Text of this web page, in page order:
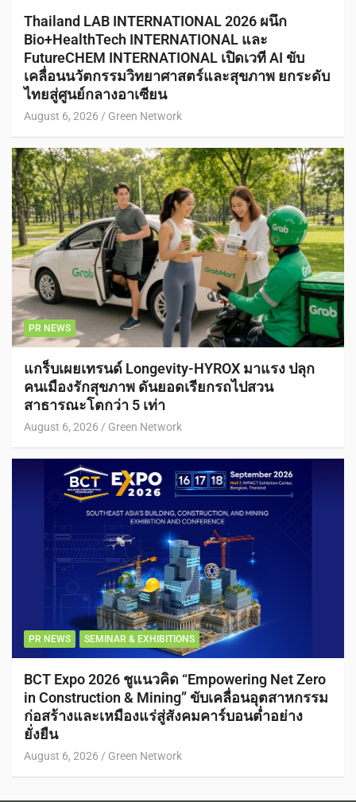
Thailand LAB INTERNATIONAL 2026 ผนึก
Bio+HealthTech INTERNATIONAL และ
FutureCHEM INTERNATIONAL เปิดเวที AI ขับ
เคลื่อนนวัตกรรมวิทยาศาสตร์และสุขภาพ ยกระดับ
ไทยสู่ศูนย์กลางอาเซียน
August 6, 2026 Green Network
PR NEWS
แกร็บเผยเทรนด์ Longevity-HYROX มาแรง ปลุก
คนเมืองรักสุขภาพ ดันยอดเรียกรถไปสวน
สาธารณะโตกว่า 5 เท่า
August 6, 2026 Green Network
PR NEWS SEMINAR & EXHIBITIONS
BCT Expo 2026 ชูแนวคิด “Empowering Net Zero
in Construction & Mining” ขับเคลื่อนอุตสาหกรรม
ก่อสร้างและเหมืองแร่สู่สังคมคาร์บอนต่ำอย่าง
ยั่งยืน
August 6, 2026 Green Network